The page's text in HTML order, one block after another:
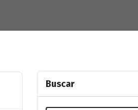
Buscar